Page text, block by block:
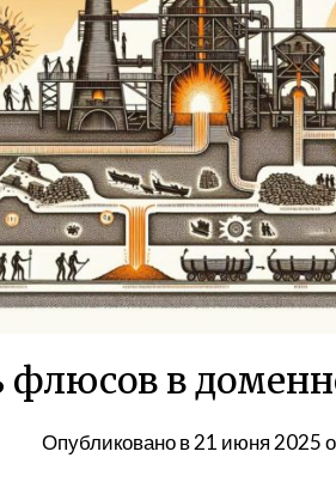
флюсов в
Опубликовано в21 июня 2025